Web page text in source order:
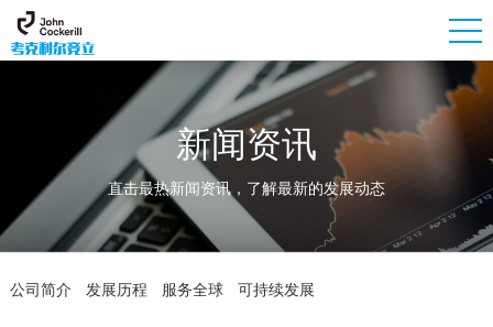
新闻资讯
直击最热新闻资讯，了解最新的发展动态
公司简介 发展历程 服务全球 可持续发展